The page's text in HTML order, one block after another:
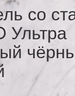
со
Ультра